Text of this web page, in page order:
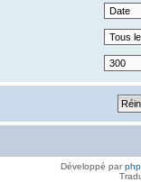
Développé par